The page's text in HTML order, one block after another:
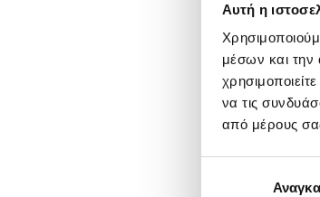
Αυτή η
μέσων και την
να τις
από μέρους
συγκατάθεσης